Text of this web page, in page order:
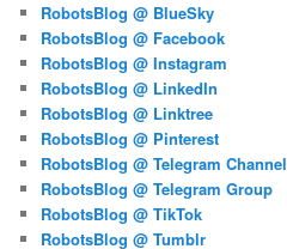
RobotsBlog @ BlueSky
RobotsBlog @ Facebook
RobotsBlog @ Instagram
RobotsBlog @ LinkedIn
RobotsBlog @ Linktree
RobotsBlog @ Pinterest
RobotsBlog @ Telegram Channel
RobotsBlog @ Telegram Group
RobotsBlog @ TikTok
RobotsBlog @ Tumblr